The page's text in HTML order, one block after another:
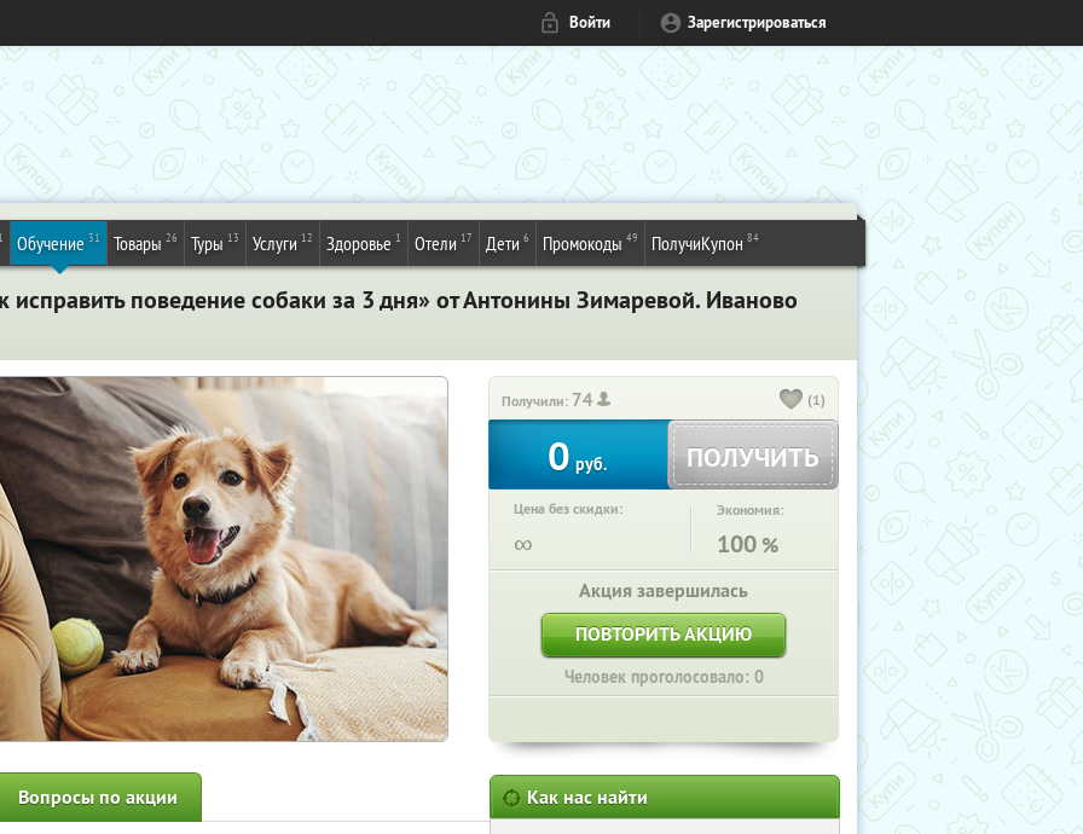
Войти Зарегистрироваться
1 Обучение 31 Товары 26 Туры 13 Услуги 12 Здоровье 1 Отели 17 Дети 6 Промокоды 49 ПолучиКупон 84
исправить поведение собаки за 3 дня» от Антонины Зимаревой. Иваново
Получили: 74 (1)
0 руб. ПОЛУЧИТЬ
Цена без скидки:
∞
Экономия:
100 %
Акция завершилась
ПОВТОРИТЬ АКЦИЮ
Человек проголосовало: 0
Вопросы по акции Как нас найти